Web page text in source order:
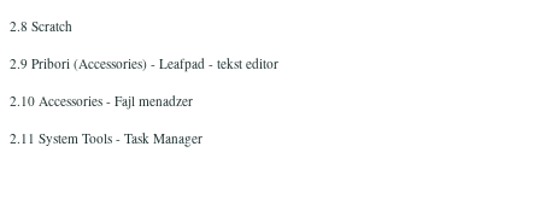
2.8 Scratch
2.9 Pribori (Accessories) - Leafpad - tekst editor
2.10 Accessories - Fajl menadzer
2.11 System Tools - Task Manager